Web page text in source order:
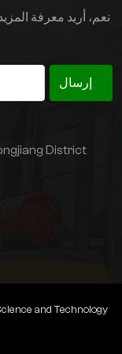
مستوردة، نظام
استقرارًا.
مما يزيد مساحة
المستودع بشكل
يمكن توفير
متنوعة وفقًا
نعم، أريد معرفة
إرسال
District